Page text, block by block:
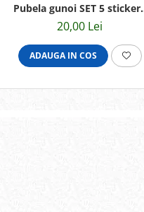
Pubela gunoi SET 5
25x10cm
20,00 Lei
ADAUGA IN COS